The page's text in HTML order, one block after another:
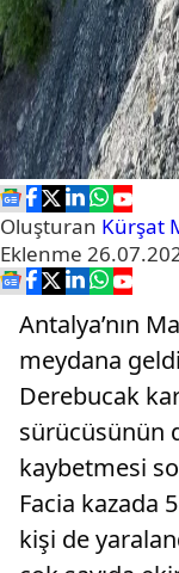
Oluşturan Kürşat
Eklenme
Antalya’nın
meydana
Derebucak
sürücüsünün
kaybetmesi
Facia kazada
kişi de